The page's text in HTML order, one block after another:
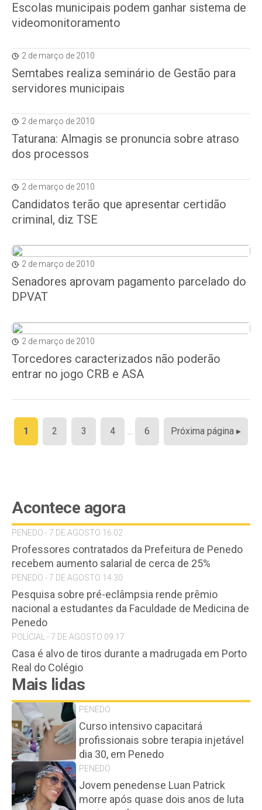
Escolas municipais podem ganhar sistema de
videomonitoramento
2 de março de 2010
Semtabes realiza seminário de Gestão para
servidores municipais
2 de março de 2010
Taturana: Almagis se pronuncia sobre atraso
dos processos
2 de março de 2010
Candidatos terão que apresentar certidão
criminal, diz TSE
2 de março de 2010
Senadores aprovam pagamento parcelado do
DPVAT
2 de março de 2010
Torcedores caracterizados não poderão
entrar no jogo CRB e ASA
Paginação
de
1 2 3 4 … 6 Próxima página ▸
Acontece agora
PENEDO - 7 DE AGOSTO 16:02
Professores contratados da Prefeitura de Penedo
recebem aumento salarial de cerca de 25%
PENEDO - 7 DE AGOSTO 14:30
Pesquisa sobre pré-eclâmpsia rende prêmio
nacional a estudantes da Faculdade de Medicina de
Penedo
POLICIAL - 7 DE AGOSTO 09:17
Casa é alvo de tiros durante a madrugada em Porto
Real do Colégio
Mais lidas
PENEDO
Curso intensivo capacitará
profissionais sobre terapia injetável
dia 30, em Penedo
PENEDO
Jovem penedense Luan Patrick
morre após quase dois anos de luta